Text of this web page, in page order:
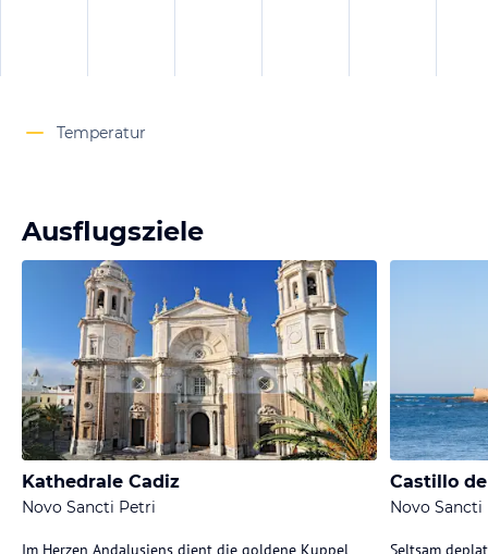
Temperatur
Ausflugsziele
Kathedrale Cadiz
Novo Sancti Petri
Im Herzen Andalusiens dient die goldene Kuppel
Castillo
Novo Sancti
Seltsam